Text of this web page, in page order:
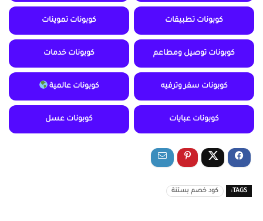
كوبونات تطبيقات كوبونات تموينات
كوبونات توصيل ومطاعم كوبونات خدمات
كوبونات سفر وترفيه كوبونات عالمية
كوبونات عبايات كوبونات عسل
TAGS: كود خصم بستنة